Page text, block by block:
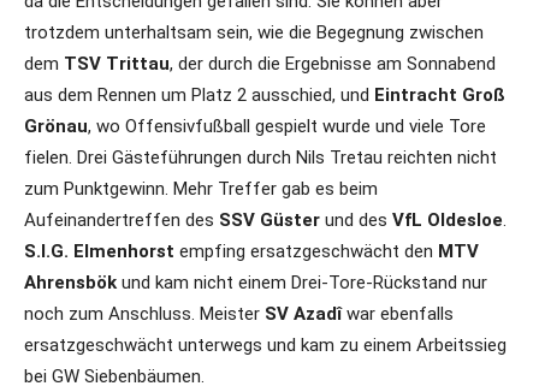
trotzdem unterhaltsam sein, wie die Begegnung zwischen
dem TSV Trittau, der durch die Ergebnisse am Sonnabend
aus dem Rennen um Platz 2 ausschied, und Eintracht Groß
Grönau, wo Offensivfußball gespielt wurde und viele Tore
fielen. Drei Gästeführungen durch Nils Tretau reichten nicht
zum Punktgewinn. Mehr Treffer gab es beim
Aufeinandertreffen des SSV Güster und des VfL Oldesloe.
S.I.G. Elmenhorst empfing ersatzgeschwächt den MTV
Ahrensbök und kam nicht einem Drei-Tore-Rückstand nur
noch zum Anschluss. Meister SV Azadîwar ebenfalls
ersatzgeschwächt unterwegs und kam zu einem Arbeitssieg
bei GW Siebenbäumen.